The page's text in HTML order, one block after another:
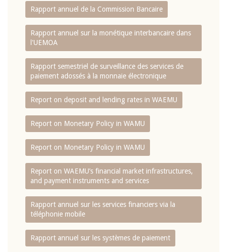
Rapport annuel de la Commission Bancaire
Rapport annuel sur la monétique interbancaire dans
l'UEMOA
Rapport semestriel de surveillance des services de
paiement adossés à la monnaie électronique
Report on deposit and lending rates in WAEMU
Report on Monetary Policy in WAMU
Report on Monetary Policy in WAMU
Report on WAEMU’s financial market infrastructures,
and payment instruments and services
Rapport annuel sur les services financiers via la
téléphonie mobile
Rapport annuel sur les systèmes de paiement